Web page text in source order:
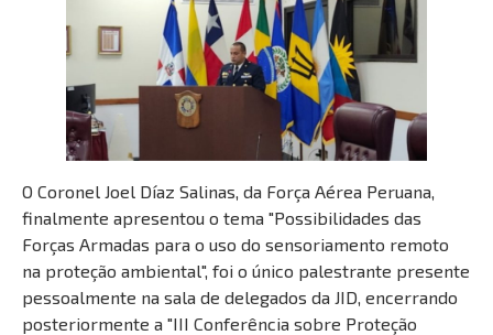
O Coronel Joel Díaz Salinas, da Força Aérea Peruana,
finalmente apresentou o tema "Possibilidades das
Forças Armadas para o uso do sensoriamento remoto
na proteção ambiental", foi o único palestrante presente
pessoalmente na sala de delegados da JID, encerrando
posteriormente a "III Conferência sobre Proteção